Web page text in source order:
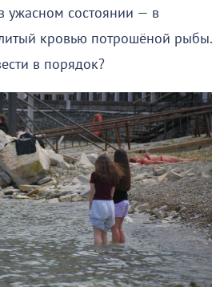
ужасном состоянии — в
кровью потрошёной рыбы.
в порядок?